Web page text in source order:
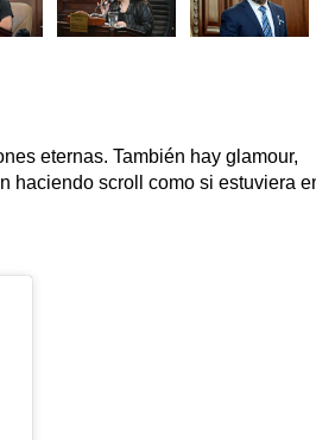
eternas. También hay glamour,
haciendo scroll como si estuviera